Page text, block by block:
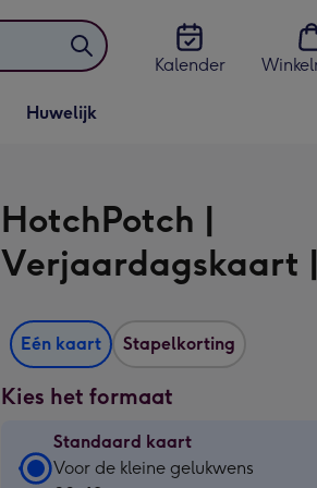
Kalender
Vervolgkeuzelijst
Huwelijk openen
Huwelijk
HotchPotch |
Verjaardagskaart
Eén kaart Stapelkorting
Kies het formaat
Standaard kaart
Standaard
Voor de kleine gelukwens